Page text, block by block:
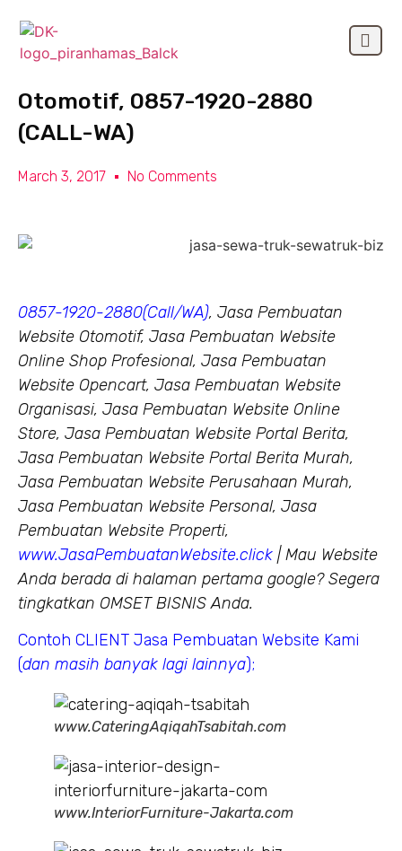
Jasa Pembuatan Website
Otomotif, 0857-1920-2880
(CALL-WA)
March 3, 2017 No Comments
0857-1920-2880(Call/WA), Jasa Pembuatan
Website Otomotif, Jasa Pembuatan Website
Online Shop Profesional, Jasa Pembuatan
Website Opencart, Jasa Pembuatan Website
Organisasi, Jasa Pembuatan Website Online
Store, Jasa Pembuatan Website Portal Berita,
Jasa Pembuatan Website Portal Berita Murah,
Jasa Pembuatan Website Perusahaan Murah,
Jasa Pembuatan Website Personal, Jasa
Pembuatan Website Properti,
www.JasaPembuatanWebsite.click | Mau Website
Anda berada di halaman pertama google? Segera
tingkatkan OMSET BISNIS Anda.
Contoh CLIENT Jasa Pembuatan Website Kami
(dan masih banyak lagi lainnya);
www.CateringAqiqahTsabitah.com
www.InteriorFurniture-Jakarta.com